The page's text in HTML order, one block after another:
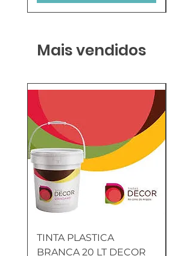
Mais vendidos
TINTA PLASTICA
BRANCA 20 LT DECOR